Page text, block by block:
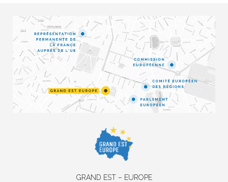
GRAND EST – EUROPE